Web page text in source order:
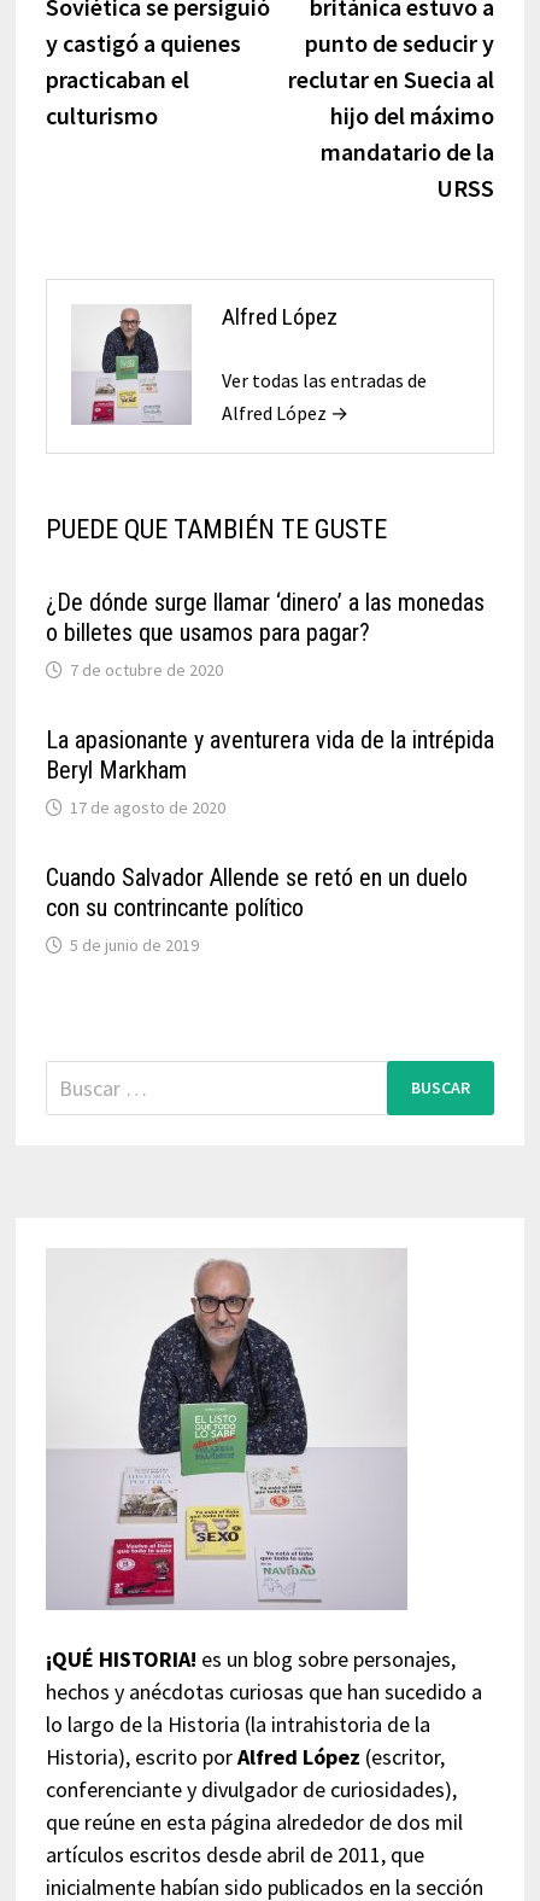
entradas
Soviética se persiguió
y castigó a quienes
practicaban el
culturismo
británica estuvo a
punto de seducir y
reclutar en Suecia al
hijo del máximo
mandatario de la
URSS
Alfred López
Ver todas las entradas de
Alfred López →
PUEDE QUE TAMBIÉN TE GUSTE
¿De dónde surge llamar ‘dinero’ a las monedas
o billetes que usamos para pagar?
7 de octubre de 2020
La apasionante y aventurera vida de la intrépida
Beryl Markham
17 de agosto de 2020
Cuando Salvador Allende se retó en un duelo
con su contrincante político
5 de junio de 2019
Buscar:
¡QUÉ HISTORIA! es un blog sobre personajes,
hechos y anécdotas curiosas que han sucedido a
lo largo de la Historia (la intrahistoria de la
Historia), escrito porAlfred López (escritor,
conferenciante y divulgador de curiosidades),
que reúne en esta página alrededor de dos mil
artículos escritos desde abril de 2011, que
inicialmente habían sido publicados en la sección